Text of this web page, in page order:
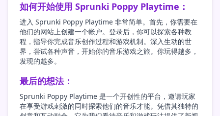
如何开始使用 Sprunki Poppy Playtime：
进入 Sprunki Poppy Playtime 非常简单。首先，你需要在
他们的网站上创建一个帐户。登录后，你可以探索各种教
程，指导你完成音乐创作过程和游戏机制。深入生动的世
界，尝试各种声音，开始你的音乐游戏之旅。你玩得越多，
发现的越多。
最后的想法：
Sprunki Poppy Playtime 是一个开创性的平台，邀请玩家
在享受游戏刺激的同时探索他们的音乐才能。凭借其独特的